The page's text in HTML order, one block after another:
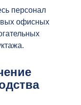
персонал
офисных